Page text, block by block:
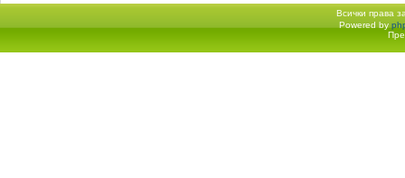
Всички права
Начало форум Powered by